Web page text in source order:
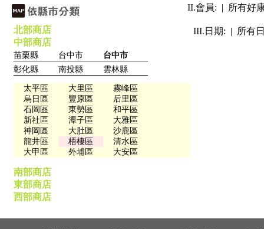
北部商店
中部商店
苗栗縣 台中市
台中市
彰化縣
南投縣 雲林縣
太平區 大里區
霧峰區
烏日區
豐原區
后里區
石岡區
東勢區
和平區
新社區
潭子區
大雅區
神岡區
大肚區
沙鹿區
龍井區
梧棲區
清水區
大甲區
外埔區 大安區
南部商店
東部商店
西部商店
II.會員: | 所有好
III.日期: | 所有